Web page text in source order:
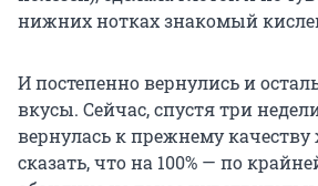
нижних нотках знакомый
И постепенно вернулись и
вкусы. Сейчас, спустя три
вернулась к прежнему
сказать, что на 100% — по